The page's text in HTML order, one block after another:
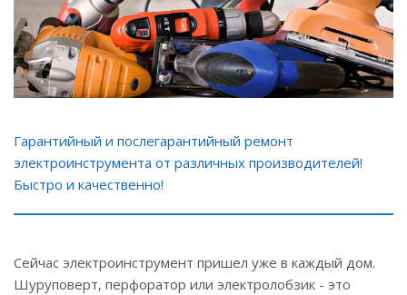
Гарантийный и послегарантийный ремонт
электроинструмента от различных производителей!
Быстро и качественно!
Сейчас электроинструмент пришел уже в каждый дом.
Шуруповерт, перфоратор или электролобзик - это